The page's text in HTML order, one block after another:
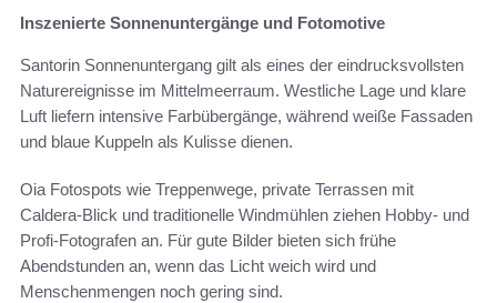
Inszenierte Sonnenuntergänge und Fotomotive
Santorin Sonnenuntergang gilt als eines der eindrucksvollsten
Naturereignisse im Mittelmeerraum. Westliche Lage und klare
Luft liefern intensive Farbübergänge, während weiße Fassaden
und blaue Kuppeln als Kulisse dienen.
Oia Fotospots wie Treppenwege, private Terrassen mit
Caldera-Blick und traditionelle Windmühlen ziehen Hobby- und
Profi-Fotografen an. Für gute Bilder bieten sich frühe
Abendstunden an, wenn das Licht weich wird und
Menschenmengen noch gering sind.